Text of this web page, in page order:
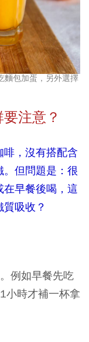
麵包加蛋，另外選擇
注意？
，沒有搭配含
但問題是：很
早餐後喝，這
吸收？
例如早餐先吃
小時才補一杯拿